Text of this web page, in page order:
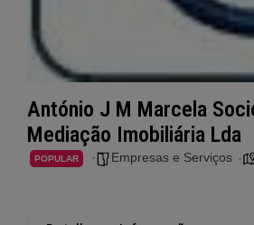
António J M Marcela
Mediação Imobiliária Lda
POPULAR Empresas e Serviços